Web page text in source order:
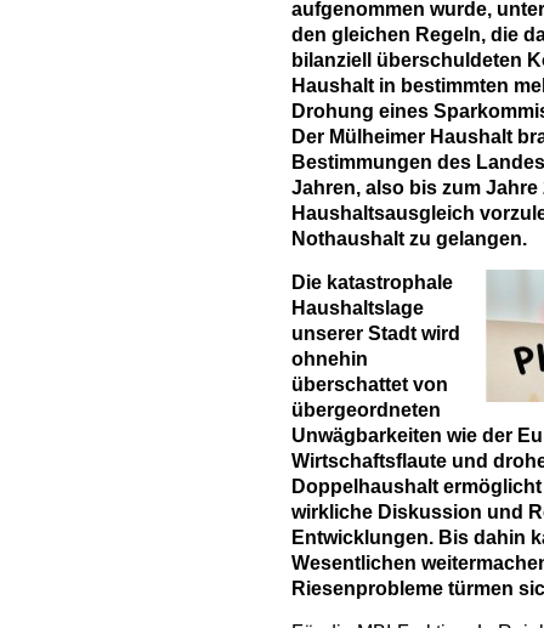
aufgenommen wurde,
den gleichen Regeln, die
bilanziell überschuldeten
Haushalt in bestimmten
Drohung eines
Der Mülheimer Haushalt
Bestimmungen des
Jahren, also bis zum Jahre
Haushaltsausgleich
Nothaushalt zu gelangen.
Die katastrophale
Haushaltslage
unserer Stadt wird
ohnehin
überschattet von
übergeordneten
Unwägbarkeiten wie der
Wirtschaftsflaute und
Doppelhaushalt
wirkliche Diskussion und
Entwicklungen. Bis dahin
Wesentlichen
Riesenprobleme türmen